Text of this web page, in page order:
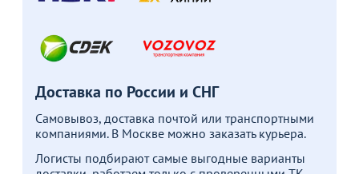
Доставка по России и СНГ
Самовывоз, доставка почтой или транспортными
компаниями. В Москве можно заказать курьера.
Логисты подбирают самые выгодные варианты
В корзине
Продолжить покупки
С этим товаром покупают